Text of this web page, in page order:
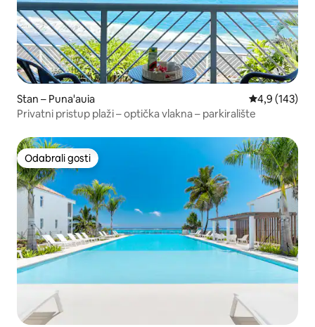
Stan – Puna'auia Prosječna
4,9 (143)
Privatni pristup plaži – optička vlakna – parkiralište
Odabrali gosti
Odabrali gosti